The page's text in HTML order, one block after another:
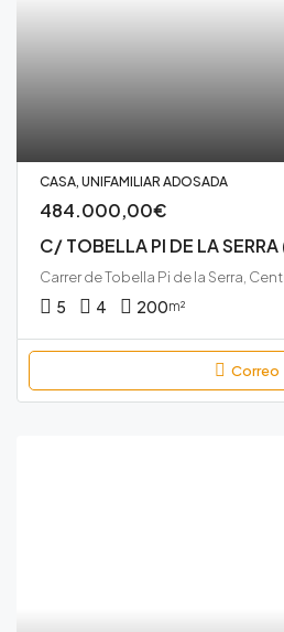
CASA, UNIFAMILIAR ADOSADA
484.000,00€
C/ TOBELLA PI DE LA
5 4 200m²
Correo